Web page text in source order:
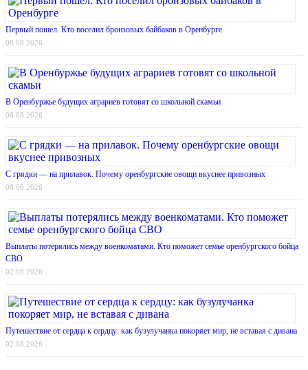
Первый пошел. Кто поселил бронзовых байбаков в Оренбурге
08.08.2026
В Оренбуржье будущих аграриев готовят со школьной скамьи
08.08.2026
С грядки — на прилавок. Почему оренбургские овощи вкуснее привозных
08.08.2026
Выплаты потерялись между военкоматами. Кто поможет семье оренбургского бойца
СВО
02.08.2026
Путешествие от сердца к сердцу: как бузулучанка покоряет мир, не вставая с дивана
02.08.2026